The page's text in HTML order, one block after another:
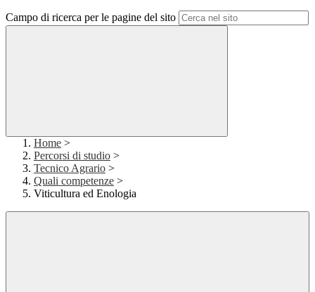
Campo di ricerca per le pagine del sito
Home >
Percorsi di studio >
Tecnico Agrario >
Quali competenze >
Viticultura ed Enologia